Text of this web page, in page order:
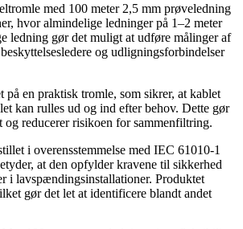
med 100 meter 2,5 mm prøveledning
hvor almindelige ledninger på 1–2 meter
ledning gør det muligt at udføre målinger af
og udligningsforbindelser
på en praktisk tromle, som sikrer, at kablet
kan rulles ud og ind efter behov. Dette gør
og reducerer risikoen for sammenfiltring.
i overensstemmelse med IEC 61010-1
at den opfylder kravene til sikkerhed
i lavspændingsinstallationer. Produktet
gør det let at identificere blandt andet